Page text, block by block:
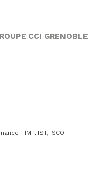
CCI GRENOBLE
: IMT, IST, ISCO